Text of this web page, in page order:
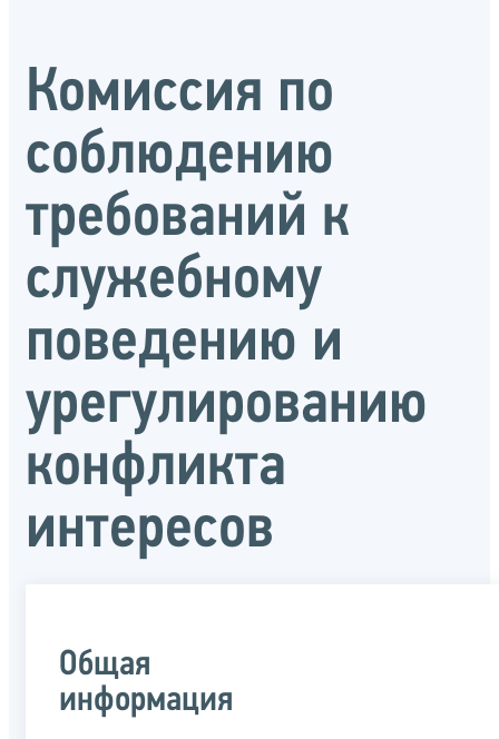
Комиссия по
соблюдению
требований к
служебному
поведению и
урегулированию
конфликта
интересов
Общая
информация